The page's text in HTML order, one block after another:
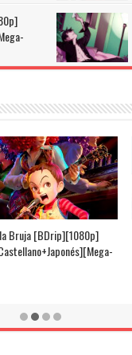
Bruja [BDrip][1080p]